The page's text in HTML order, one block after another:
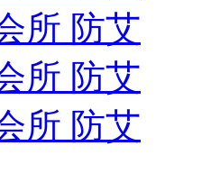
所 防艾
所 防艾
所 防艾